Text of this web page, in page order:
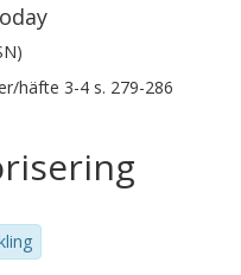
häfte 3-4 s. 279-286